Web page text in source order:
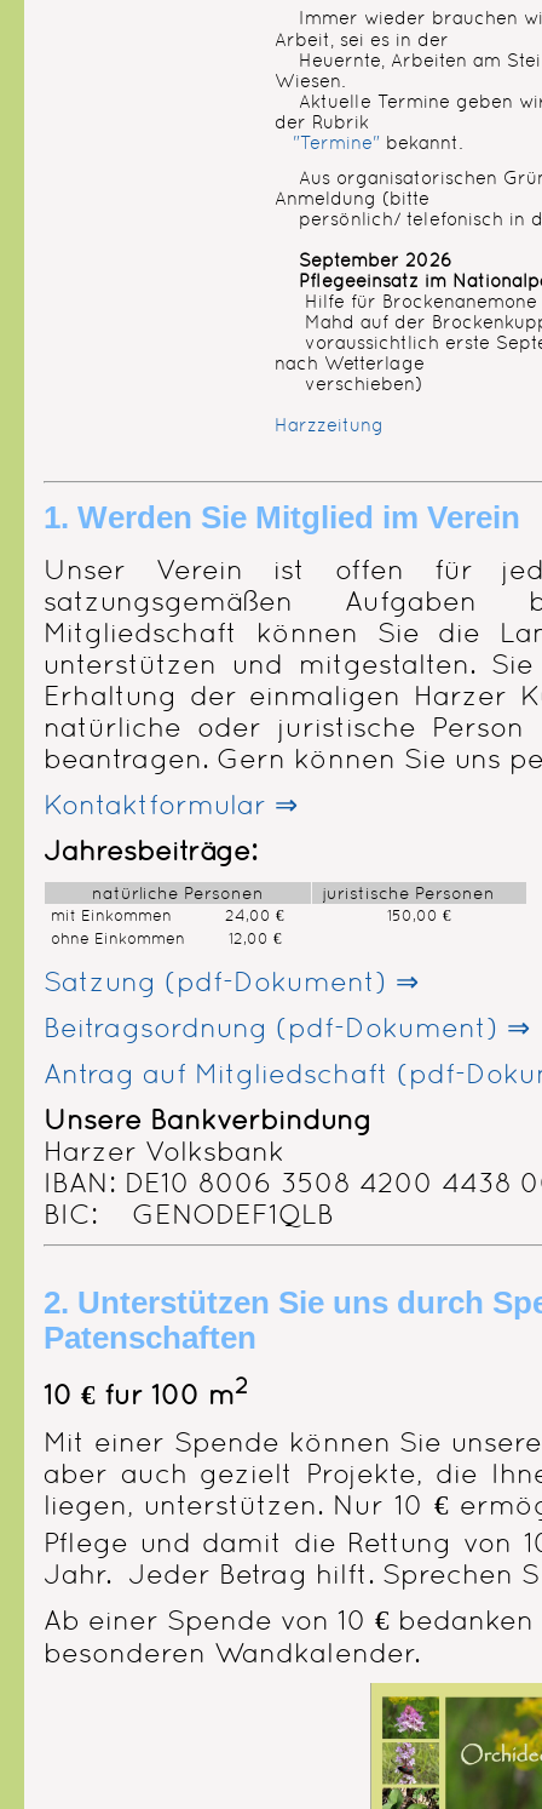
Immer wieder brauchen
Arbeit, sei es in der
Heuernte, Arbeiten am
Wiesen.
Aktuelle Termine geben
der Rubrik
"Termine" bekannt.
Aus organisatorischen
Anmeldung (bitte
persönlich/ telefonisch in
September 2026
Pflegeeinsatz im
Hilfe für Brockenanemone
Mahd auf der
voraussichtlich erste
nach Wetterlage
verschieben)
Harzzeitung
1. Werden Sie Mitglied im Verein
Unser Verein ist offen für
satzungsgemäßen
Mitgliedschaft können Sie die
unterstützen und mitgestalten.
Erhaltung der einmaligen Harzer
natürliche oder juristische
beantragen. Gern können Sie uns
Kontaktformular ⇒
Jahresbeiträge:
natürliche Personen juristische Personen
mit Einkommen 24,00 €
150,00 €
ohne Einkommen 12,00 €
Satzung (pdf-Dokument) ⇒
Beitragsordnung (pdf-Dokument) ⇒
Antrag auf Mitgliedschaft (pdf-
Unsere Bankverbindung
Harzer Volksbank
IBAN: DE10 8006 3508 4200 4438
BIC: GENODEF1QLB
2. Unterstützen Sie uns durch
Patenschaften
10 € für 100 m2
Mit einer Spende können Sie
aber auch gezielt Projekte, die
liegen, unterstützen.Nur 10 €
Pflege und damit die Rettung von
Jahr. Jeder Betrag hilft. Sprechen
Ab einer Spende von 10 €
besonderen Wandkalender.